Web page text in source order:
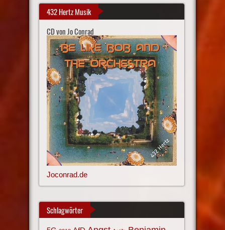
432 Hertz Musik
CD von Jo Conrad
Joconrad.de
Schlagwörter